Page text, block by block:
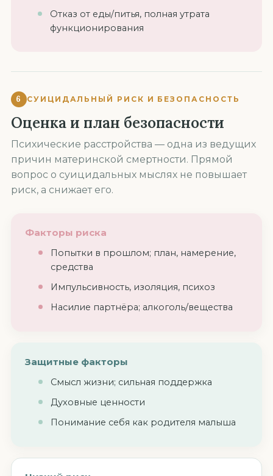
Отказ от еды/питья, полная утрата
функционирования
6 СУИЦИДАЛЬНЫЙ РИСК И БЕЗОПАСНОСТЬ
Оценка и план безопасности
Психические расстройства — одна из ведущих
причин материнской смертности. Прямой
вопрос о суицидальных мыслях не повышает
риск, а снижает его.
Факторы риска
Попытки в прошлом; план, намерение,
средства
Импульсивность, изоляция, психоз
Насилие партнёра; алкоголь/вещества
Защитные факторы
Смысл жизни; сильная поддержка
Духовные ценности
Понимание себя как родителя малыша